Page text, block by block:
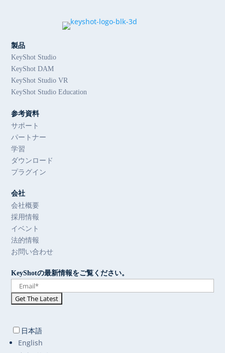
製品
KeyShot Studio
KeyShot DAM
KeyShot Studio VR
KeyShot Studio Education
参考資料
サポート
パートナー
学習
ダウンロード
プラグイン
会社
会社概要
採用情報
イベント
法的情報
お問い合わせ
KeyShotの最新情報をご覧ください。
日本語
English